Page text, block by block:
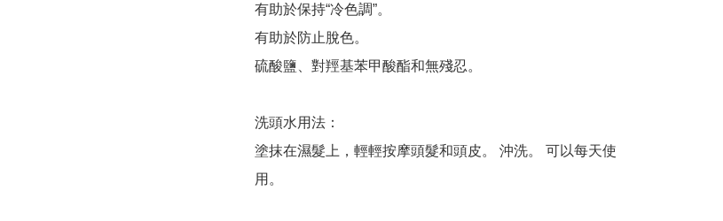
有助於保持“冷色調”。
有助於防止脫色。
硫酸鹽、對羥基苯甲酸酯和無殘忍。
洗頭水用法：
塗抹在濕髮上，輕輕按摩頭髮和頭皮。 沖洗。 可以每天使
用。